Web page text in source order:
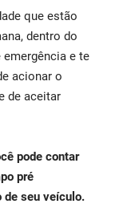
que estão
dentro do
e te
acionar o
de aceitar
pode contar
pré
de seu veículo.